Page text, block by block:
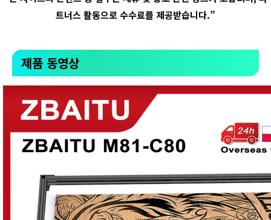
트너스 활동으로 수수료를 제공받습니다.”
제품 동영상